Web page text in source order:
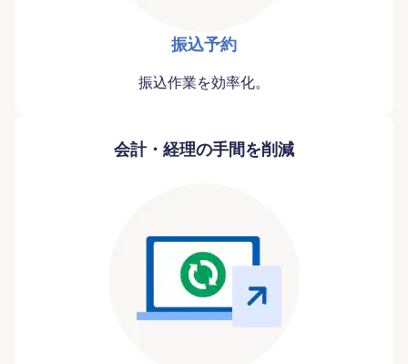
振込予約
振込作業を効率化。
会計・経理の手間を削減